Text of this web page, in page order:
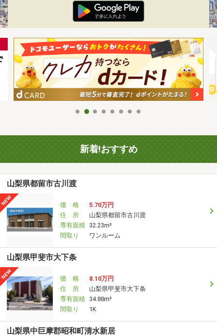
新着!おすすめ
山梨県都留市古川渡
価 格
5.70万円
住 所
山梨県都留市古川渡
専有面積 32.23m²
間取り
ワンルーム
山梨県甲斐市大下条
価 格
8.10万円
住 所
山梨県甲斐市大下条
専有面積 34.88m²
間取り
1K
山梨県中巨摩郡昭和町清水新居